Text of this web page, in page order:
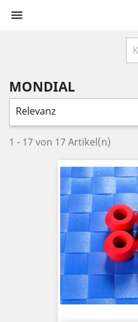

MONDIAL
Relevanz
1 - 17 von 17 Artikel(n)